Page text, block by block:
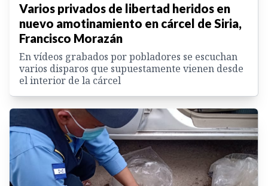
Varios privados de libertad heridos en
nuevo amotinamiento en cárcel de Siria,
Francisco Morazán
En vídeos grabados por pobladores se escuchan
varios disparos que supuestamente vienen desde
el interior de la cárcel